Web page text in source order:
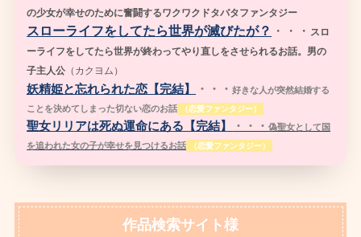
の少女が幸せのために奮闘するワクワクドタバタファンタジー
スローライフをしてたら世界が滅びたが？ ・・・ スロ
ーライフをしてたら世界が終わってやり直しをさせられるお話。男の
子主人公 （ カクヨム）
妖精姫と忘れられた恋【完結】 ・・・好きな人が突然結婚する
ことを決めてしまった切ない恋のお話
（恋愛ファンタジー）
聖女リリアは死ぬ運命にある【完結】 ・・・偽聖女として国
を追われた女の子が幸せを見つけるお話
（恋愛ファンタジー）
作品検索サイト様